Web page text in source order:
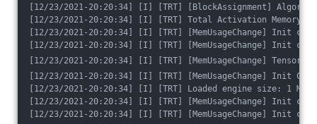
[12/23/2021-20:20:34] [I] [TRT] [BlockAssignment]
[12/23/2021-20:20:34] [I] [TRT] Total Activation Memory:
[12/23/2021-20:20:34] [I] [TRT] [MemUsageChange] Init
[12/23/2021-20:20:34] [I] [TRT] [MemUsageChange] Init
[12/23/2021-20:20:34] [I] [TRT] [MemUsageChange]
[12/23/2021-20:20:34] [I] [TRT] [MemUsageChange] Init CUDA:
[12/23/2021-20:20:34] [I] [TRT] Loaded engine size: 1 MiB
[12/23/2021-20:20:34] [I] [TRT] [MemUsageChange] Init
[12/23/2021-20:20:34] [I] [TRT] [MemUsageChange] Init